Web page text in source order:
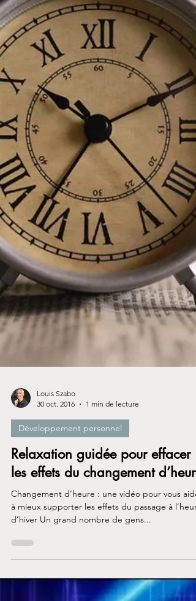
Louis Szabo
30 oct. 2016
1 min de lecture
Développement personnel
Relaxation guidée pour effacer
les effets du changement d’heure
Changement d’heure : une vidéo pour vous
à mieux supporter les effets du passage à l’heure